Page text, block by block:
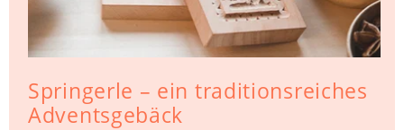
Springerle – ein traditionsreiches
Adventsgebäck